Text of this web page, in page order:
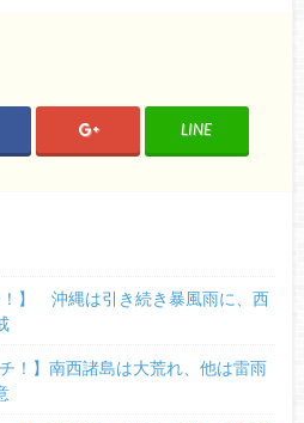
LINE
！】 沖縄は引き続き暴風雨に、西
チ！】南西諸島は大荒れ、他は雷雨